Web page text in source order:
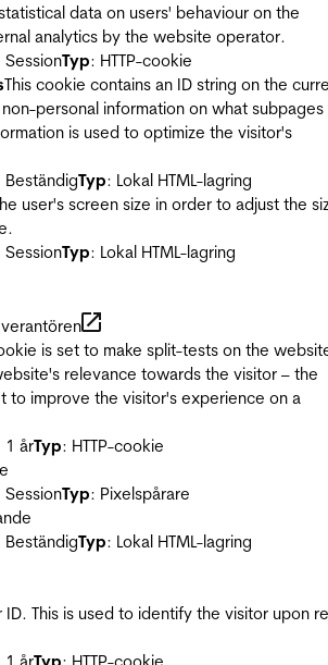
data on users' behaviour on the
analytics by the website operator.
SessionTyp: HTTP-cookie
This cookie contains an ID string on the
non-personal information on what
is used to optimize the visitor's
BeständigTyp: Lokal HTML-lagring
user's screen size in order to adjust the
SessionTyp: Lokal HTML-lagring
is set to make split-tests on the
relevance towards the visitor – the
to improve the visitor's experience on a
1 årTyp: HTTP-cookie
SessionTyp: Pixelspårare
BeständigTyp: Lokal HTML-lagring
ID. This is used to identify the visitor upon